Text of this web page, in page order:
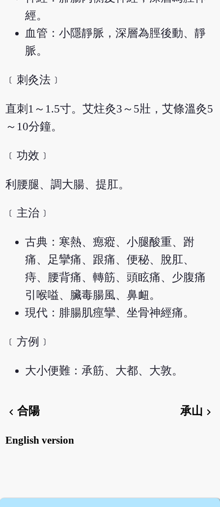
經。
血管：小隱靜脈，深層為脛後動、靜
脈。
﹝刺灸法﹞
直刺1～1.5寸。艾炷灸3～5壯，艾條溫灸5
～10分鐘。
﹝功效﹞
利腰腿、調大腸、提肛。
﹝主治﹞
古典：寒熱、瘛瘲、小腿酸重、跗
痛、足攣痛、跟痛、便秘、脫肛、
痔、腰背痛、轉筋、頭眩痛、少腹痛
引喉嗌、臟毒腸風、鼻衄。
現代：腓腸肌痙攣、坐骨神經痛。
﹝方例﹞
大小便難：承筋、大都、大敦。
chevron_left合陽 承山 chevron_right
English version